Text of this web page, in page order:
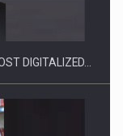
DIGITALIZED…